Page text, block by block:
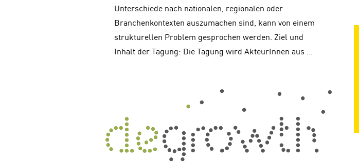
Unterschiede nach nationalen, regionalen oder
Branchenkontexten auszumachen sind, kann von einem
strukturellen Problem gesprochen werden. Ziel und
Inhalt der Tagung: Die Tagung wird AkteurInnen aus …